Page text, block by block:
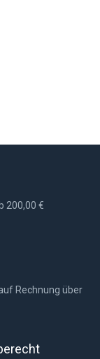
200,00 €
Rechnung über